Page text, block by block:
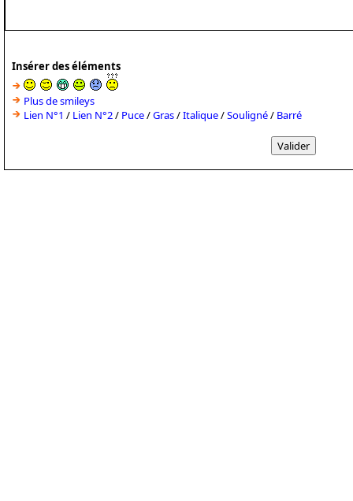
Insérer des éléments
Plus de smileys
Lien N°1 / Lien N°2/ Puce/Gras/Italique/Souligné/ Barré